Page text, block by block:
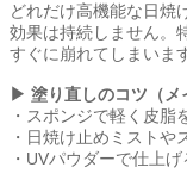
どれだけ高機能な日焼
効果は持続しません。
すぐに崩れてしまいま
▶ 塗り直しのコツ（メ
・スポンジで軽く皮脂
・日焼け止めミストや
・UVパウダーで仕上げ